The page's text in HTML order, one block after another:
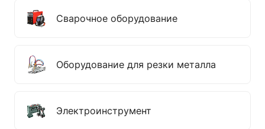
Сварочное оборудование
Оборудование для резки металла
Электроинструмент